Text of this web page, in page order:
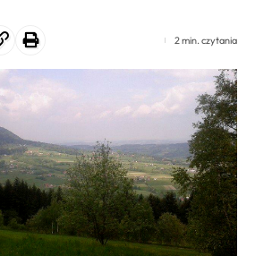
2 min. czytania